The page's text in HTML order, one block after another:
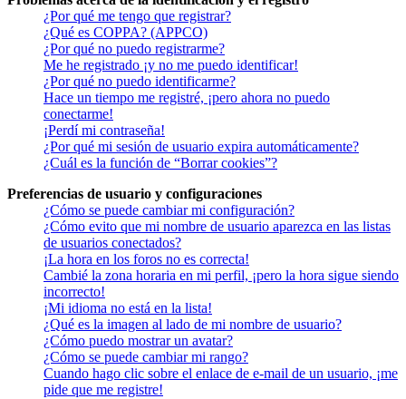
¿Por qué me tengo que registrar?
¿Qué es COPPA? (APPCO)
¿Por qué no puedo registrarme?
Me he registrado ¡y no me puedo identificar!
¿Por qué no puedo identificarme?
Hace un tiempo me registré, ¡pero ahora no puedo
conectarme!
¡Perdí mi contraseña!
¿Por qué mi sesión de usuario expira automáticamente?
¿Cuál es la función de “Borrar cookies”?
Preferencias de usuario y configuraciones
¿Cómo se puede cambiar mi configuración?
¿Cómo evito que mi nombre de usuario aparezca en las listas
de usuarios conectados?
¡La hora en los foros no es correcta!
Cambié la zona horaria en mi perfil, ¡pero la hora sigue siendo
incorrecto!
¡Mi idioma no está en la lista!
¿Qué es la imagen al lado de mi nombre de usuario?
¿Cómo puedo mostrar un avatar?
¿Cómo se puede cambiar mi rango?
Cuando hago clic sobre el enlace de e-mail de un usuario, ¡me
pide que me registre!